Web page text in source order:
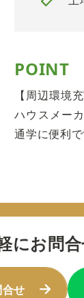
POINT
【周辺環境
ハウスメー
通学に便利
にお問
せ